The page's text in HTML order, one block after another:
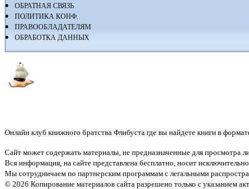
ОБРАТНАЯ СВЯЗЬ
ПОЛИТИКА КОНФ.
ПРАВООБЛАДАТЕЛЯМ
ОБРАБОТКА ДАННЫХ
Онлайн клуб книжного братства Флибуста где вы найдете книги в
Сайт может содержать материалы, не предназначенные для просмотра
Вся информация, на сайте представлена бесплатно, носит
Мы сотрудничаем по партнерским программам с легальными
© 2026 Копирование материалов сайта разрешено только с указанием